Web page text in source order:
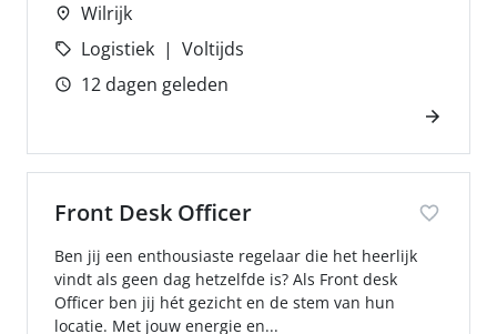
Wilrijk
Logistiek
Voltijds
12 dagen geleden
Front Desk Officer
Ben jij een enthousiaste regelaar die het heerlijk
vindt als geen dag hetzelfde is? Als Front desk
Officer ben jij hét gezicht en de stem van hun
locatie. Met jouw energie en...